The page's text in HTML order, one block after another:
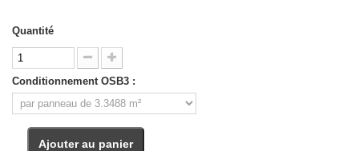
Quantité
Conditionnement OSB3 :
Ajouter au panier